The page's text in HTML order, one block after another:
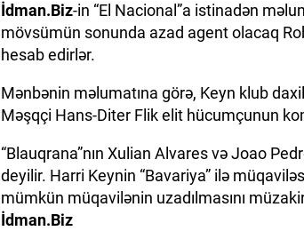
İdman.Biz-in “El Nacional”a istinadən
mövsümün sonunda azad agent olacaq
hesab edirlər.
Mənbənin məlumatına görə, Keyn klub
Məşqçi Hans-Diter Flik elit hücumçunun
“Blauqrana”nın Xulian Alvares və Joao
deyilir. Harri Keynin “Bavariya” ilə
mümkün müqavilənin uzadılmasını
İdman.Biz